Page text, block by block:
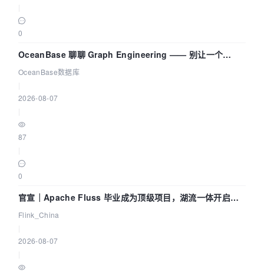
0
OceanBase 聊聊 Graph Engineering —— 别让一个
Agent 既当运动员又
OceanBase数据库
2026-08-07
87
0
官宣｜Apache Fluss 毕业成为顶级项目，湖流一体开启
Agentic Lake 全面实时化时代
Flink_China
2026-08-07